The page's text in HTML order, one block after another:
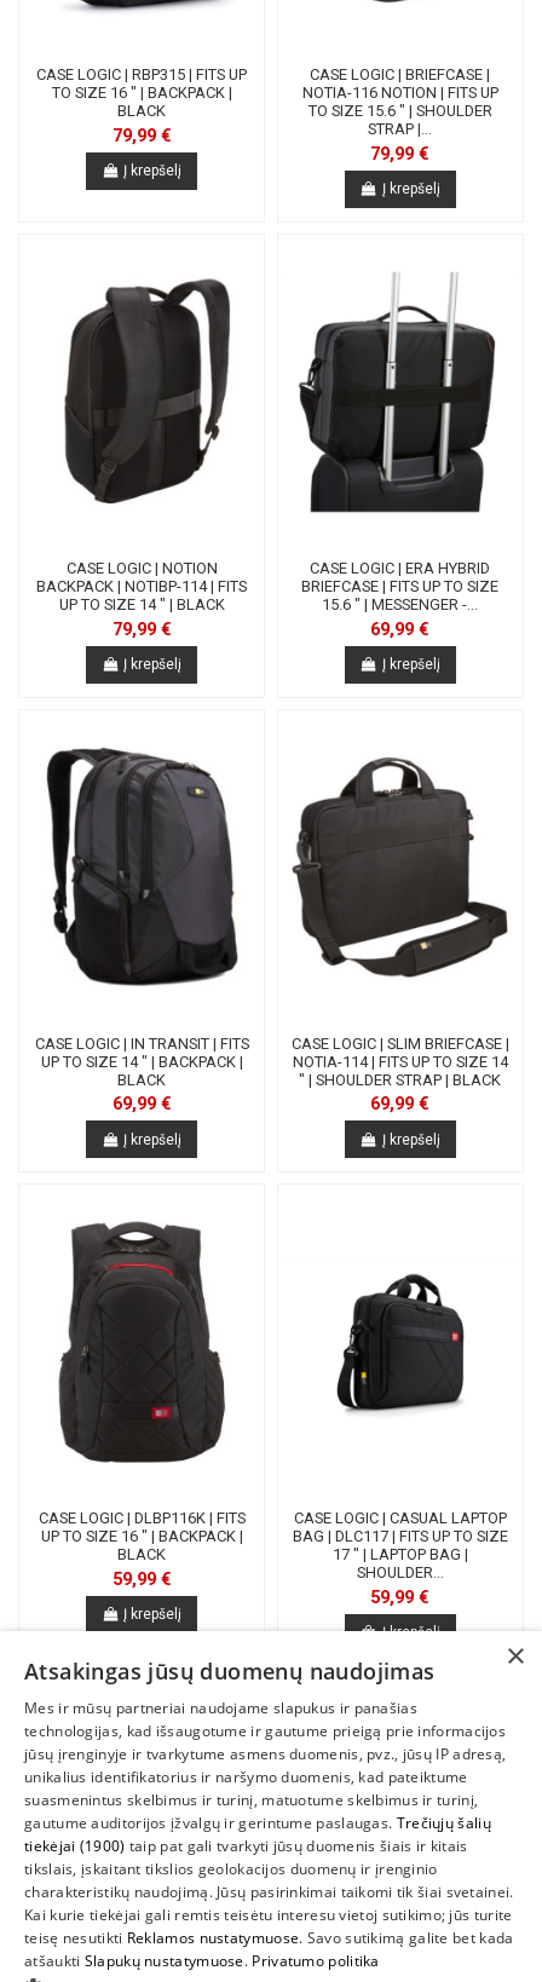
CASE LOGIC | RBP315 | FITS UP
TO SIZE 16 " | BACKPACK |
BLACK
79,99 €
Į krepšelį
CASE LOGIC | BRIEFCASE |
NOTIA-116 NOTION | FITS UP
TO SIZE 15.6 " | SHOULDER
STRAP |...
79,99 €
Į krepšelį
CASE LOGIC | NOTION
BACKPACK | NOTIBP-114 | FITS
UP TO SIZE 14 " | BLACK
79,99 €
Į krepšelį
CASE LOGIC | ERA HYBRID
BRIEFCASE | FITS UP TO SIZE
15.6 " | MESSENGER -...
69,99 €
Į krepšelį
CASE LOGIC | IN TRANSIT | FITS
UP TO SIZE 14 " | BACKPACK |
BLACK
69,99 €
Į krepšelį
CASE LOGIC | SLIM BRIEFCASE |
NOTIA-114 | FITS UP TO SIZE 14
" | SHOULDER STRAP | BLACK
69,99 €
Į krepšelį
CASE LOGIC | DLBP116K | FITS
UP TO SIZE 16 " | BACKPACK |
BLACK
59,99 €
Į krepšelį
CASE LOGIC | CASUAL LAPTOP
BAG | DLC117 | FITS UP TO SIZE
17 " | LAPTOP BAG |
SHOULDER...
59,99 €
Į krepšelį
1 2
INFORMACIJA
SUSIEKITE
×
Atsakingas jūsų duomenų naudojimas
Mes ir mūsų partneriai naudojame slapukus ir panašias
technologijas, kad išsaugotume ir gautume prieigą prie informacijos
jūsų įrenginyje ir tvarkytume asmens duomenis, pvz., jūsų IP adresą,
unikalius identifikatorius ir naršymo duomenis, kad pateiktume
suasmenintus skelbimus ir turinį, matuotume skelbimus ir turinį,
gautume auditorijos įžvalgų ir gerintume paslaugas. Trečiųjų šalių
tiekėjai (1900) taip pat gali tvarkyti jūsų duomenis šiais ir kitais
tikslais, įskaitant tikslios geolokacijos duomenų ir įrenginio
charakteristikų naudojimą. Jūsų pasirinkimai taikomi tik šiai svetainei.
Kai kurie tiekėjai gali remtis teisėtu interesu vietoj sutikimo; jūs turite
teisę nesutikti Reklamos nustatymuose. Savo sutikimą galite bet kada
atšaukti Slapukų nustatymuose. Privatumo politika